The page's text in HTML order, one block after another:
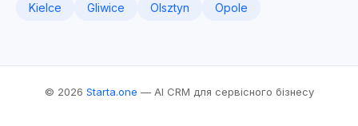
Kielce
Gliwice Olsztyn Opole
© 2026 Starta.one — AI CRM для сервісного бізнесу